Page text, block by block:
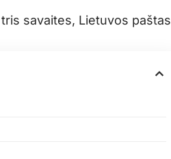
savaites, Lietuvos paštas